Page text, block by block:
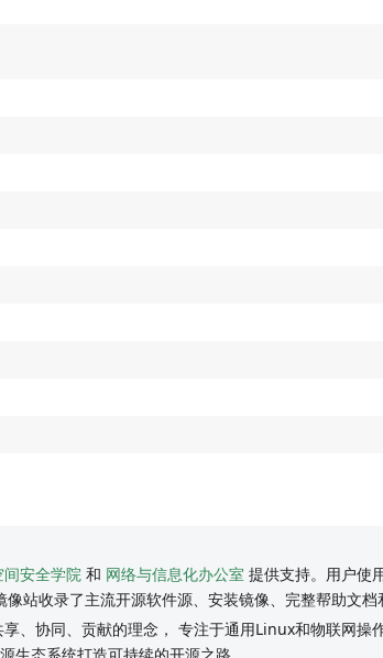
安全学院 和 网络与信息化办公室 提供支持。用户使
像站收录了主流开源软件源、安装镜像、完整帮助文档
享、协同、贡献的理念， 专注于通用Linux和物联网操